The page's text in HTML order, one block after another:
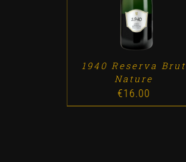
1940 Reserva Brut
Nature
€16.00